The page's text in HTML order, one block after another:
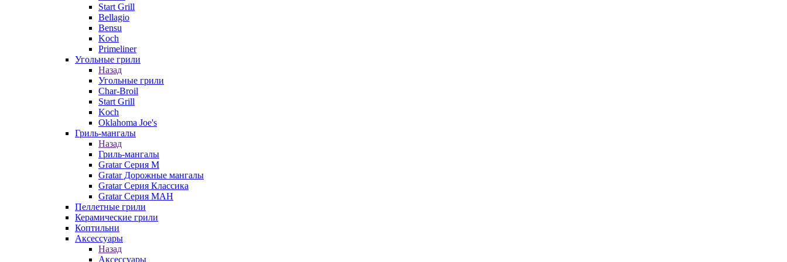
Start Grill
Bellagio
Bensu
Koch
Primeliner
Угольные грили
Назад
Угольные грили
Char-Broil
Start Grill
Koch
Oklahoma Joe's
Гриль-мангалы
Назад
Гриль-мангалы
Gratar Серия M
Gratar Дорожные мангалы
Gratar Серия Классика
Gratar Серия МАН
Пеллетные грили
Керамические грили
Коптильни
Аксессуары
Назад
Аксессуары